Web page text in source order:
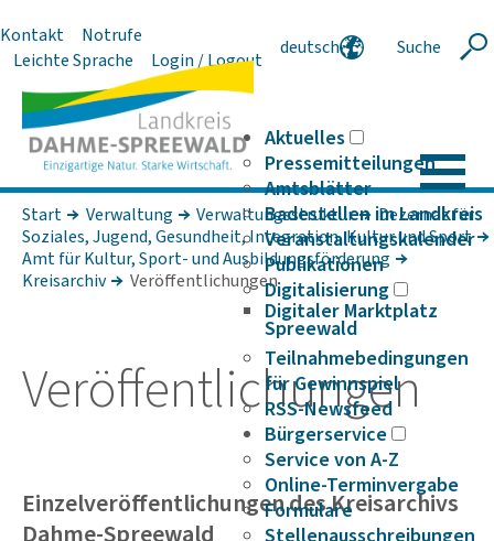
Kontakt
Notrufe
Leichte Sprache
Login / Logout
deutsch
Suche
Aktuelles
Pressemitteilungen
Amtsblätter
Badestellen im Landkreis
Veranstaltungskalender
Publikationen
Digitalisierung
Digitaler Marktplatz
Spreewald
Teilnahmebedingungen
für Gewinnspiel
RSS-Newsfeed
Bürgerservice
Service von A-Z
Online-Terminvergabe
Formulare
Start Verwaltung Verwaltungsstruktur
Dezernat für
Soziales, Jugend, Gesundheit, Integration, Kultur und Sport
Amt für Kultur, Sport- und Ausbildungsförderung
Kreisarchiv
Veröffentlichungen
Veröf­fent­li­chungen
Einzelveröffentlichungen des Kreisarchivs